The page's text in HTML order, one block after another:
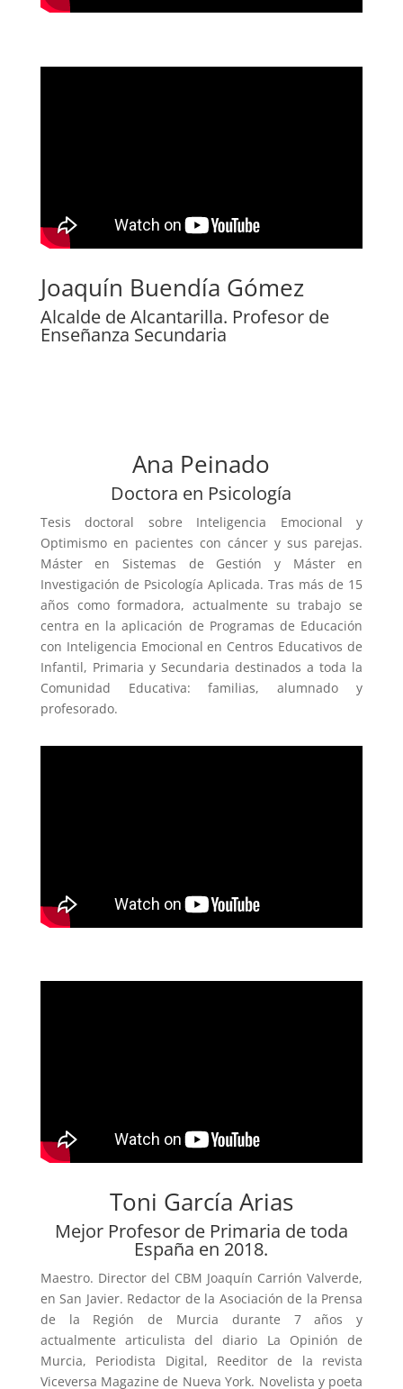
Joaquín Buendía Gómez
Alcalde de Alcantarilla. Profesor de
Enseñanza Secundaria
Ana Peinado
Doctora en Psicología
Tesis doctoral sobre Inteligencia Emocional y
Optimismo en pacientes con cáncer y sus parejas.
Máster en Sistemas de Gestión y Máster en
Investigación de Psicología Aplicada. Tras más de 15
años como formadora, actualmente su trabajo se
centra en la aplicación de Programas de Educación
con Inteligencia Emocional en Centros Educativos de
Infantil, Primaria y Secundaria destinados a toda la
Comunidad Educativa: familias, alumnado y
profesorado.
Toni García Arias
Mejor Profesor de Primaria de toda
España en 2018.
Maestro. Director del CBM Joaquín Carrión Valverde,
en San Javier. Redactor de la Asociación de la Prensa
de la Región de Murcia durante 7 años y
actualmente articulista del diario La Opinión de
Murcia, Periodista Digital, Reeditor de la revista
Viceversa Magazine de Nueva York. Novelista y poeta